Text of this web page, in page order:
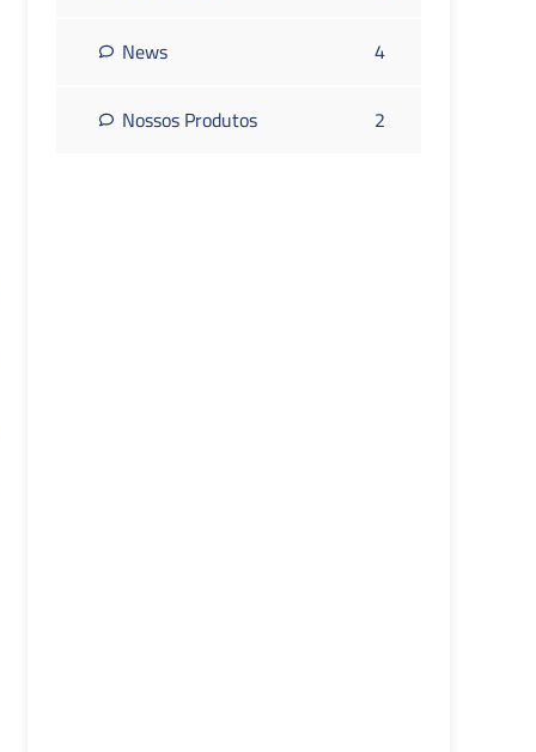
News 4
Nossos Produtos 2